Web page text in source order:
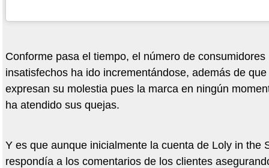
Conforme pasa el tiempo, el número de consumidores
insatisfechos ha ido incrementándose, además de que
expresan su molestia pues la marca en ningún
ha atendido sus quejas.
Y es que aunque inicialmente la cuenta de Loly in the
respondía a los comentarios de los clientes